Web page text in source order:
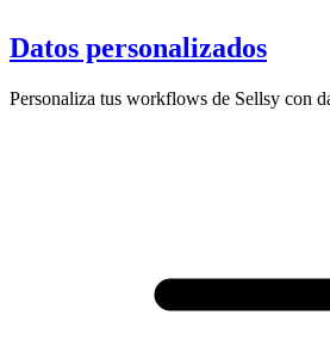
Datos personalizados
Personaliza tus workflows de Sellsy con